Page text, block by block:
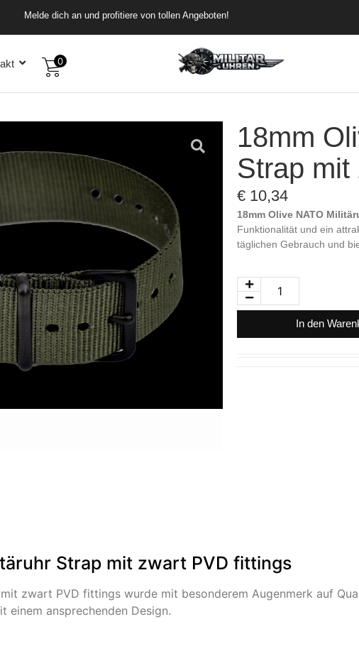
Vorübergehend versandkostenfrei
Melde dich an und profitiere von tollen Angeboten!
0
18mm
Strap
€ 10,34
18mm Olive NATO
Funktionalität und ein
täglichen Gebrauch und
In den
Strap mit zwart PVD fittings
zwart PVD fittings wurde mit besonderem Augenmerk auf
einem ansprechenden Design.